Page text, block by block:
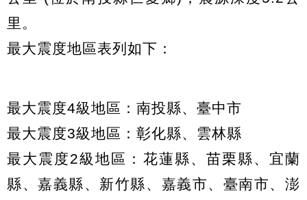
里。
最大震度地區表列如下：
最大震度4級地區：南投縣、臺中市
最大震度3級地區：彰化縣、雲林縣
最大震度2級地區：花蓮縣、苗栗縣、宜蘭
縣、嘉義縣、新竹縣、嘉義市、臺南市、澎